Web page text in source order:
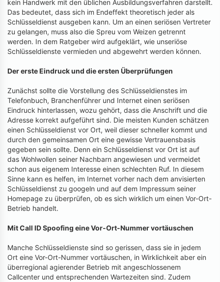
kein Handwerk mit den üblichen Ausbildungsverfahren darstellt.
Das bedeutet, dass sich im Endeffekt theoretisch jeder als
Schlüsseldienst ausgeben kann. Um an einen seriösen Vertreter
zu gelangen, muss also die Spreu vom Weizen getrennt
werden. In dem Ratgeber wird aufgeklärt, wie unseriöse
Schlüsseldienste vermieden und abgewehrt werden können.
Der erste Eindruck und die ersten Überprüfungen
Zunächst sollte die Vorstellung des Schlüsseldienstes im
Telefonbuch, Branchenführer und Internet einen seriösen
Eindruck hinterlassen, wozu gehört, dass die Anschrift und die
Adresse korrekt aufgeführt sind. Die meisten Kunden schätzen
einen Schlüsseldienst vor Ort, weil dieser schneller kommt und
durch den gemeinsamen Ort eine gewisse Vertrauensbasis
gegeben sein sollte. Denn ein Schlüsseldienst vor Ort ist auf
das Wohlwollen seiner Nachbarn angewiesen und vermeidet
schon aus eigenem Interesse einen schlechten Ruf. In diesem
Sinne kann es helfen, im Internet vorher nach dem anvisierten
Schlüsseldienst zu googeln und auf dem Impressum seiner
Homepage zu überprüfen, ob es sich wirklich um einen Vor-Ort-
Betrieb handelt.
Mit Call ID Spoofing eine Vor-Ort-Nummer vortäuschen
Manche Schlüsseldienste sind so gerissen, dass sie in jedem
Ort eine Vor-Ort-Nummer vortäuschen, in Wirklichkeit aber ein
überregional agierender Betrieb mit angeschlossenem
Callcenter und entsprechenden Wartezeiten sind. Zudem